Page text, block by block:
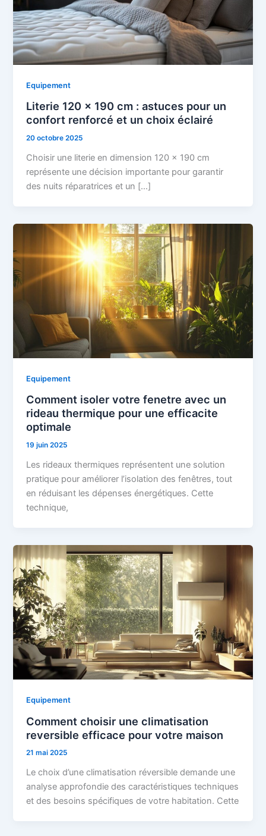
Equipement
Literie 120 x 190 cm : astuces pour un
confort renforcé et un choix éclairé
20 octobre 2025
Choisir une literie en dimension 120 x 190 cm
représente une décision importante pour garantir
des nuits réparatrices et un […]
Equipement
Comment isoler votre fenetre avec un
rideau thermique pour une efficacite
optimale
19 juin 2025
Les rideaux thermiques représentent une solution
pratique pour améliorer l’isolation des fenêtres, tout
en réduisant les dépenses énergétiques. Cette
technique,
Equipement
Comment choisir une climatisation
reversible efficace pour votre maison
21 mai 2025
Le choix d’une climatisation réversible demande une
analyse approfondie des caractéristiques techniques
et des besoins spécifiques de votre habitation. Cette